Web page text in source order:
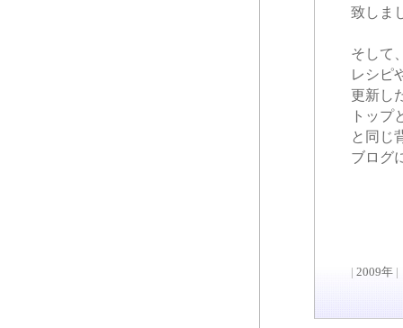
致しま
そして
レシピ
更新し
トップ
と同じ
ブログ
| 2009年 |